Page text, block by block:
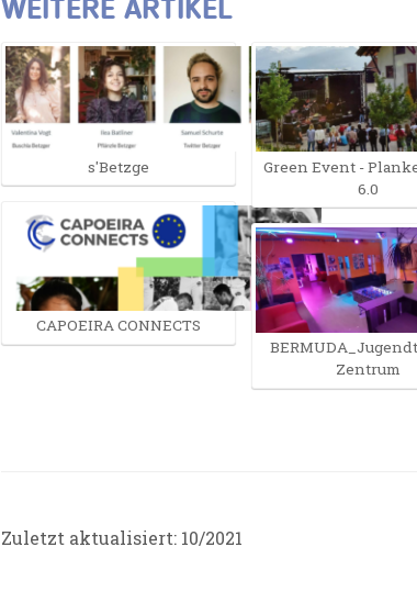
WEITERE ARTIKEL
s'Betzge
CAPOEIRA CONNECTS
Green Event -
6.0
Zentrum
Zuletzt aktualisiert: 10/2021